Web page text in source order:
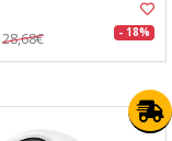
28,68€ - 18%